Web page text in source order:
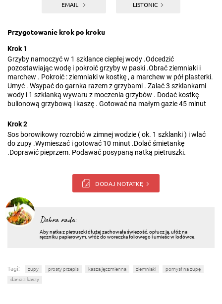
EMAIL LISTONIC
Przygotowanie krok po kroku
Krok 1
Grzyby namoczyć w 1 szklance ciepłej wody .Odcedzić
pozostawiając wodę i pokroić grzyby w paski .Obrać ziemniaki i
marchew . Pokroić : ziemniaki w kostkę , a marchew w pół plasterki.
Umyć . Wsypać do garnka razem z grzybami . Zalać 3 szklankami
wody i 1 szklanką wywaru z moczenia grzybów . Dodać kostkę
bulionową grzybową i kaszę . Gotować na małym gazie 45 minut
Krok 2
Sos borowikowy rozrobić w zimnej wodzie ( ok. 1 szklanki ) i wlać
do zupy .Wymieszać i gotować 10 minut .Dolać śmietankę
.Doprawić pieprzem. Podawać posypaną natką pietruszki.
DODAJ NOTATKĘ
Dobra rada:
Aby natka z pietruszki dłużej zachowała świeżość, opłucz ją, ułóż na
ręczniku papierowym, włóż do woreczka foliowego i umieśc w lodówce.
Tagi: zupy prosty przepis kasza jęczmienna ziemniaki
pomysł na zupę
dania z kaszy